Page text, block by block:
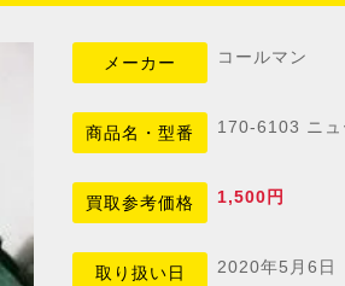
メーカー コールマン
商品名・型番 170-6103 ニュ
買取参考価格 1,500円
取り扱い日 2020年5月6日